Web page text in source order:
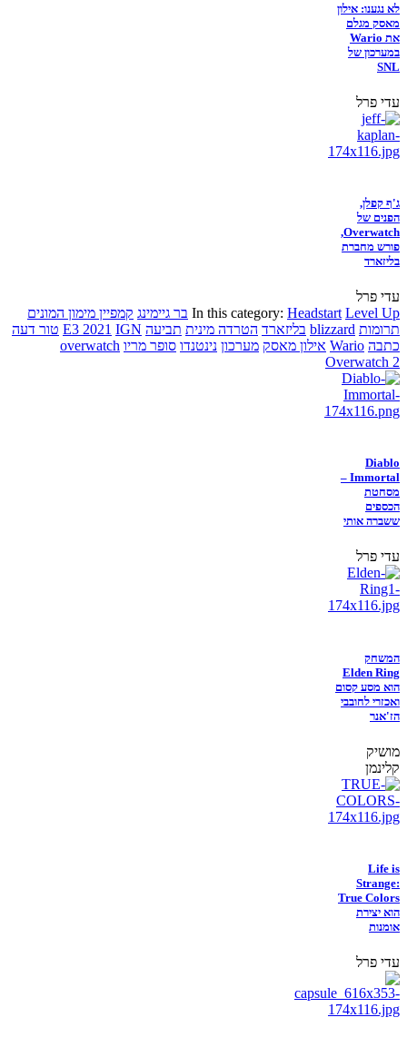
לא נגענו: אילון
מאסק מגלם
את Wario
במערכון של
SNL
עדי פרל
ג'ף קפלן,
הפנים של
Overwatch,
פורש מחברת
בליזארד
עדי פרל
In this category: Headstart Level Up בר גיימינג קמפיין מימון המונים
תרומות blizzard בליזארד הטרדה מינית תביעה E3 2021 IGN
טור דעה
כתבה Wario אילון מאסק מערכון נינטנדו סופר מריו overwatch
Overwatch 2
Diablo
Immortal –
מסחטת
הכספים
ששברה אותי
עדי פרל
המשחק
Elden Ring
הוא מסע קסום
ואכזרי לחובבי
הז'אנר
מושיק
קלינמן
Life is
Strange:
True Colors
הוא יצירת
אומנות
עדי פרל